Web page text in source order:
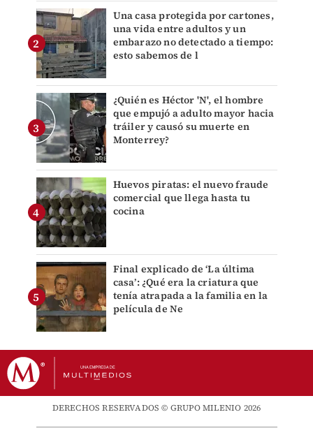
Una casa protegida por cartones,
una vida entre adultos y un
embarazo no detectado a tiempo:
esto sabemos de l
¿Quién es Héctor 'N', el hombre
que empujó a adulto mayor hacia
tráiler y causó su muerte en
Monterrey?
Huevos piratas: el nuevo fraude
comercial que llega hasta tu
cocina
Final explicado de ‘La última
casa’: ¿Qué era la criatura que
tenía atrapada a la familia en la
película de Ne
DERECHOS RESERVADOS © GRUPO MILENIO 2026